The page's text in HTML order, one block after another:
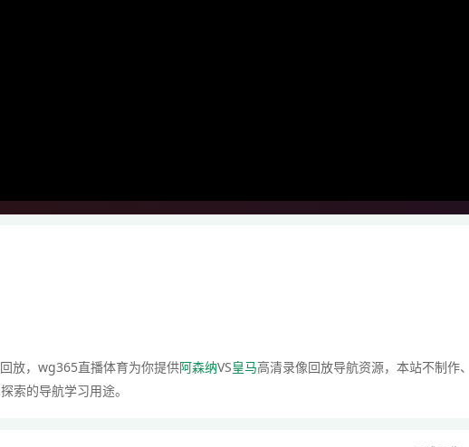
放，wg365直播体育为你提供阿森纳VS皇马高清录像回放导航资源，本站不制作、
索的导航学习用途。